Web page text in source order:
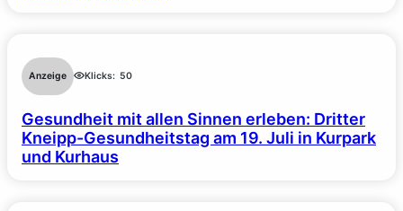
Anzeige Klicks: 50
Gesundheit mit allen Sinnen erleben: Dritter
Kneipp-Gesundheitstag am 19. Juli in Kurpark
und Kurhaus